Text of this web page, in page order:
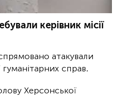
керівник місії
атакували
справ.
Херсонської